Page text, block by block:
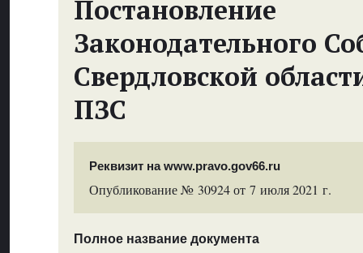
Постановление
Законодательного
Свердловской
ПЗС
Реквизит на www.pravo.gov66.ru
Опубликование № 30924 от 7 июля 2021 г.
Полное название документа